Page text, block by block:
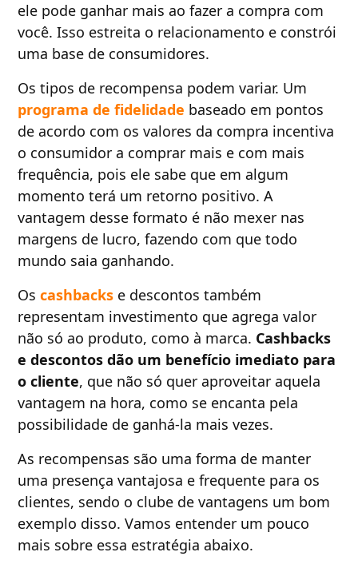
ele pode ganhar mais ao fazer a compra com
você. Isso estreita o relacionamento e constrói
uma base de consumidores.
Os tipos de recompensa podem variar. Um
programa de fidelidade baseado em pontos
de acordo com os valores da compra incentiva
o consumidor a comprar mais e com mais
frequência, pois ele sabe que em algum
momento terá um retorno positivo. A
vantagem desse formato é não mexer nas
margens de lucro, fazendo com que todo
mundo saia ganhando.
Oscashbacks e descontos também
representam investimento que agrega valor
não só ao produto, como à marca. Cashbacks
e descontos dão um benefício imediato para
o cliente, que não só quer aproveitar aquela
vantagem na hora, como se encanta pela
possibilidade de ganhá-la mais vezes.
As recompensas são uma forma de manter
uma presença vantajosa e frequente para os
clientes, sendo o clube de vantagens um bom
exemplo disso. Vamos entender um pouco
mais sobre essa estratégia abaixo.